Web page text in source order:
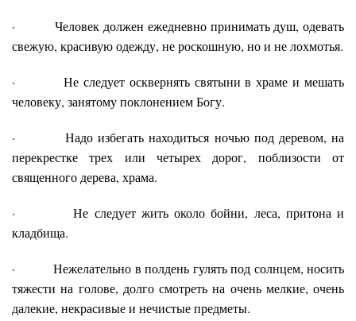
· Человек должен ежедневно принимать душ, одевать
свежую, красивую одежду, не роскошную, но и не лохмотья.
· Не следует осквернять святыни в храме и мешать
человеку, занятому поклонением Богу.
· Надо избегать находиться ночью под деревом, на
перекрестке трех или четырех дорог, поблизости от
священного дерева, храма.
· Не следует жить около бойни, леса, притона и
кладбища.
· Нежелательно в полдень гулять под солнцем, носить
тяжести на голове, долго смотреть на очень мелкие, очень
далекие, некрасивые и нечистые предметы.